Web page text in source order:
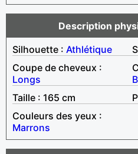
Description
Silhouette : Athlétique
Coupe de cheveux :
Longs
Taille : 165 cm
Couleurs des yeux :
Marrons